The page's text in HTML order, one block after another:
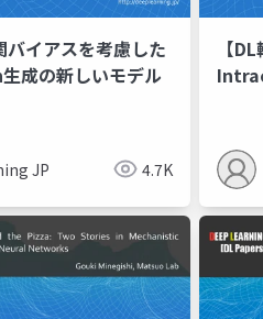
バイアスを考慮した
成の新しいモデル
JP 4.7K
【